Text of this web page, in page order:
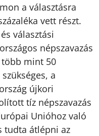
a választásra
vett részt.
választási
népszavazás
több mint 50
a
újkori
tíz népszavazás
Unióhoz való
tudta átlépni az